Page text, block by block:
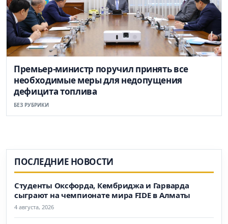
Премьер-министр поручил принять все
необходимые меры для недопущения
дефицита топлива
БЕЗ РУБРИКИ
ПОСЛЕДНИЕ НОВОСТИ
Студенты Оксфорда, Кембриджа и Гарварда
сыграют на чемпионате мира FIDE в Алматы
4 августа, 2026